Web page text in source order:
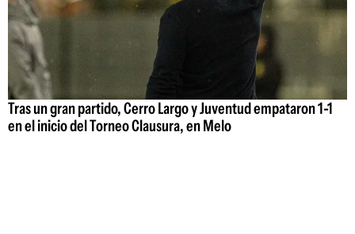
Tras un gran partido, Cerro Largo y Juventud empataron 1-1
en el inicio del Torneo Clausura, en Melo